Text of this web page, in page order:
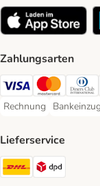
Zahlungsarten
Visa Payment Method
MastercardDiners
Rechnung
Rechnung Payment
Bankeinzug
Lieferservice
DHL Shipping